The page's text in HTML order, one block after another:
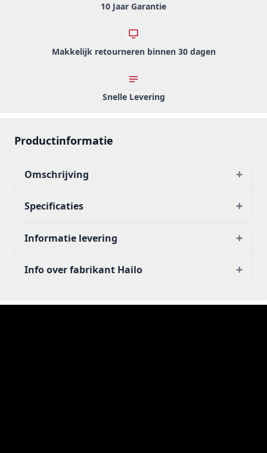
10 Jaar Garantie
Makkelijk retourneren binnen 30 dagen
Snelle Levering
Productinformatie
Omschrijving +
Specificaties +
Informatie levering +
Info over fabrikant Hailo +